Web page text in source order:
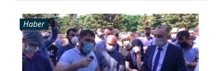
Haber